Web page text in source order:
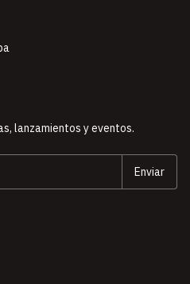
lanzamientos y eventos.